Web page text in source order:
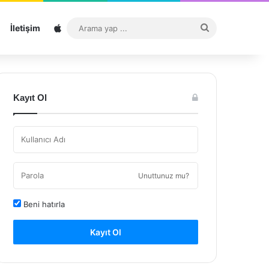
İletişim Sitemap
...
Kayıt Ol
Unuttunuz mu?
Beni hatırla
Kayıt Ol